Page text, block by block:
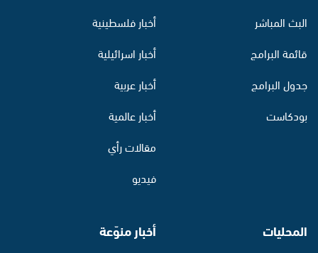
البث المباشر
قائمة البرامج
جدول البرامج
بودكاست
أخبار فلسطينية
أخبار اسرائيلية
أخبار عربية
أخبار عالمية
مقالات رأي
فيديو
المحليات أخبار منوّعة